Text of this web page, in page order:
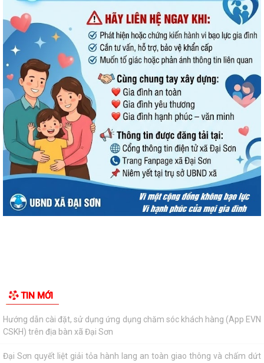
TIN MỚI
2026
Đình chỉ lưu hành, thu hồi và tiêu hủy mỹ phẩm vi phạm
Đại Sơn hoàn thành công tác tuyển sinh đầu cấp năm học 2026–2027
(đợt 1)
UBND xã Đại Sơn quán triệt, triển khai Quy chế nội bộ về phát ngôn và
cung cấp thông tin cho báo chí
XÃ ĐẠI SƠN TRIỂN KHAI CHIẾN DỊCH 90 NGÀY LÀM SẠCH, LÀM GIÀU,
CHUẨN HÓA DỮ LIỆU Y TẾ – NGƯỜI DÂN CẦN...
Đại Sơn tổ chức lấy mẫu hài cốt liệt sĩ chưa xác định danh tính để giám
QUYẾT ĐỊNH Về việc ban hành Quy chế nội bộ về phát ngôn và cung
CSKH) trên địa bàn xã Đại Sơn
Đại Sơn quyết liệt giải tỏa hành lang an toàn giao thông và chấm dứt
họp chợ tự phát tại thôn Kỳ Sơn
MTTQ xã Đại Sơn phối hợp đẩy mạnh tuyên truyền phong trào “Toàn